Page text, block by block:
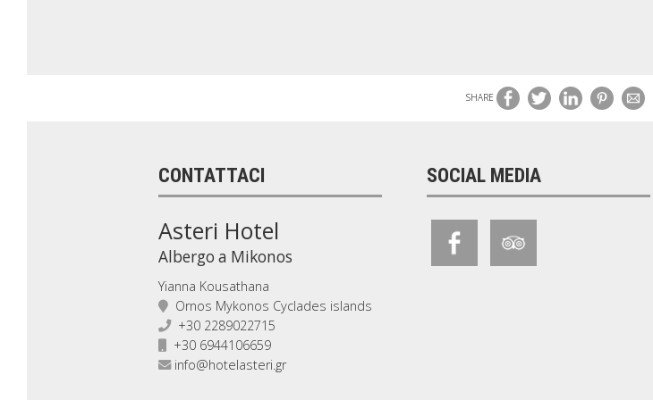
SHARE
CONTATTACI
Asteri Hotel
Albergo a Mikonos
Yianna Kousathana
Ornos Mykonos Cyclades islands
+30 2289022715
+30 6944106659
info@hotelasteri.gr
SOCIAL MEDIA